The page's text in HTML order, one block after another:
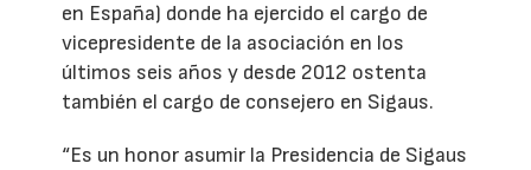
en España) donde ha ejercido el cargo de
vicepresidente de la asociación en los
últimos seis años y desde 2012 ostenta
también el cargo de consejero en Sigaus.
“Es un honor asumir la Presidencia de Sigaus